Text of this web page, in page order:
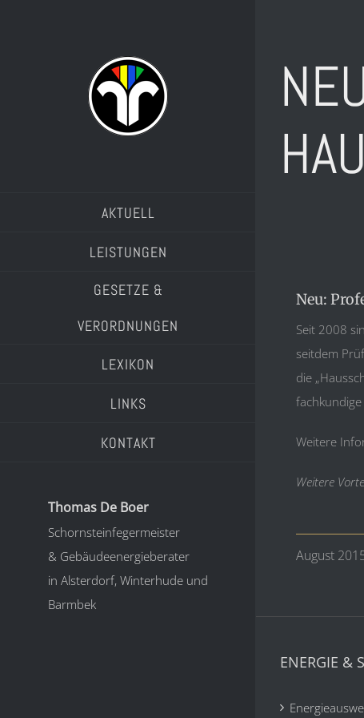
AKTUELL
LEISTUNGEN
GESETZE &
VERORDNUNGEN
LEXIKON
LINKS
KONTAKT
Thomas De Boer
Schornsteinfegermeister
& Gebäudeenergieberater
in Alsterdorf, Winterhude und
Barmbek
Neu:
Seit 2008
seitdem
die
Weitere
Weitere
August
ENERGIE &